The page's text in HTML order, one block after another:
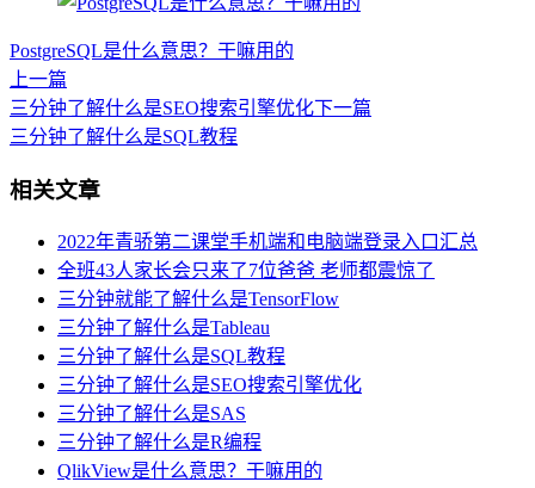
PostgreSQL是什么意思？干嘛用的
上一篇
三分钟了解什么是SEO搜索引擎优化下一篇
三分钟了解什么是SQL教程
相关文章
2022年青骄第二课堂手机端和电脑端登录入口汇总
全班43人家长会只来了7位爸爸 老师都震惊了
三分钟就能了解什么是TensorFlow
三分钟了解什么是Tableau
三分钟了解什么是SQL教程
三分钟了解什么是SEO搜索引擎优化
三分钟了解什么是SAS
三分钟了解什么是R编程
QlikView是什么意思？干嘛用的